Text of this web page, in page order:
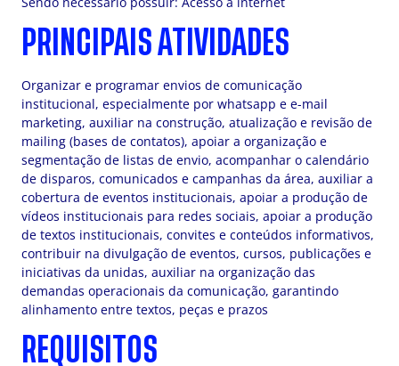
PRINCIPAIS ATIVIDADES
Organizar e programar envios de comunicação
institucional, especialmente por whatsapp e e-mail
marketing, auxiliar na construção, atualização e revisão de
mailing (bases de contatos), apoiar a organização e
segmentação de listas de envio, acompanhar o calendário
de disparos, comunicados e campanhas da área, auxiliar a
cobertura de eventos institucionais, apoiar a produção de
vídeos institucionais para redes sociais, apoiar a produção
de textos institucionais, convites e conteúdos informativos,
contribuir na divulgação de eventos, cursos, publicações e
iniciativas da unidas, auxiliar na organização das
demandas operacionais da comunicação, garantindo
alinhamento entre textos, peças e prazos
REQUISITOS